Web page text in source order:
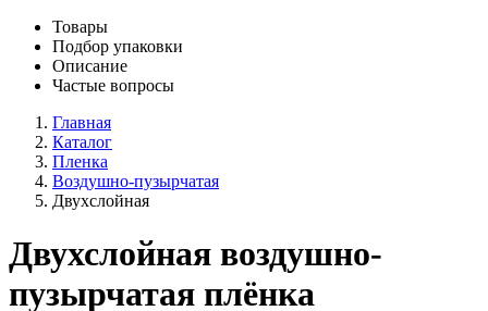
Товары
Подбор упаковки
Описание
Частые вопросы
Главная
Каталог
Пленка
Воздушно-пузырчатая
Двухслойная
Двухслойная воздушно-
пузырчатая плёнка